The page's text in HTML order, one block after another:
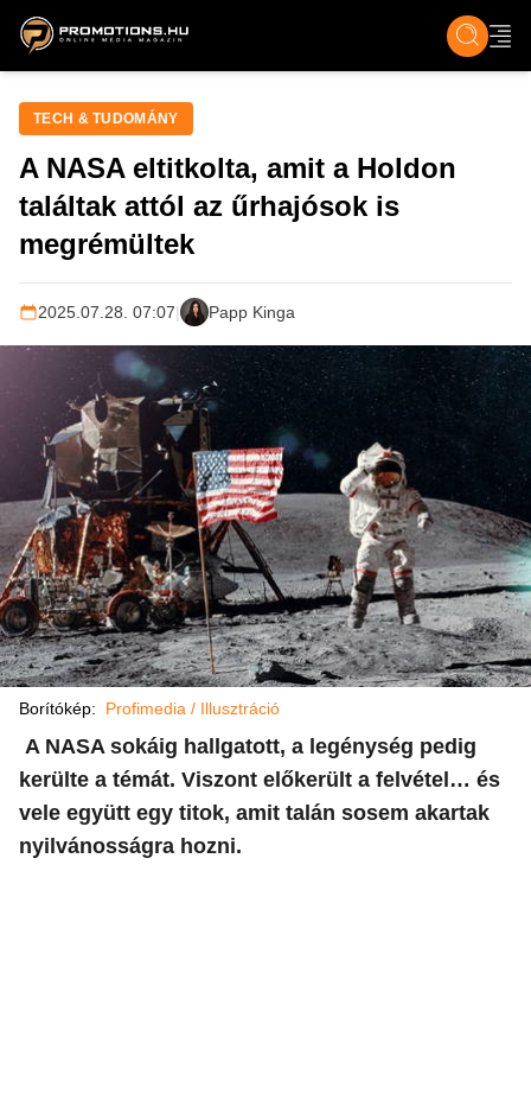
ZENE, FILM & KULT ÉLET TECH &
TECH & TUDOMÁNY
A NASA eltitkolta, amit a Holdon
találtak attól az űrhajósok is
megrémültek
2025.07.28. 07:07| Papp Kinga
Borítókép: Profimedia / Illusztráció
A NASA sokáig hallgatott, a legénység pedig
kerülte a témát. Viszont előkerült a felvétel… és
vele együtt egy titok, amit talán sosem akartak
nyilvánosságra hozni.